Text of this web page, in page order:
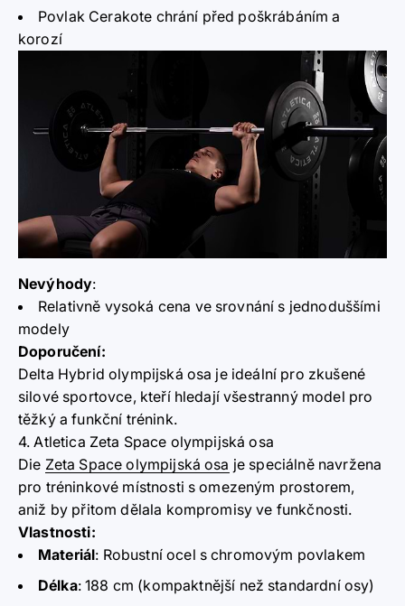
Povlak Cerakote chrání před poškrábáním a
korozí
Nevýhody:
Relativně vysoká cena ve srovnání s jednoduššími
modely
Doporučení:
Delta Hybrid olympijská osa je ideální pro zkušené
silové sportovce, kteří hledají všestranný model pro
těžký a funkční trénink.
4. Atletica Zeta Space olympijská osa
Die Zeta Space olympijská osa je speciálně navržena
pro tréninkové místnosti s omezeným prostorem,
aniž by přitom dělala kompromisy ve funkčnosti.
Vlastnosti:
Materiál: Robustní ocel s chromovým povlakem
Délka:188 cm (kompaktnější než standardní osy)